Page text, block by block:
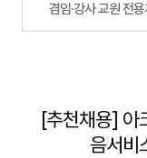
겸임·강사 교원 전
[추천채용] 아
음서비